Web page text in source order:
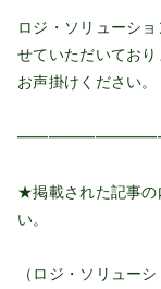
ロジ・ソリューシ
せていただいてお
お声掛けください
★掲載された記事の
い。
（ロジ・ソリュー